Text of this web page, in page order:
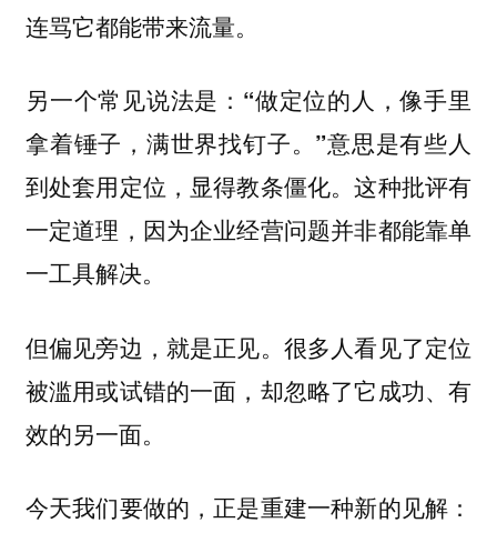
连骂它都能带来流量。
另一个常见说法是： “做定位的人，像手里
拿着锤子，满世界找钉子。”意思是有些人
到处套用定位，显得教条僵化。这种批评有
一定道理，因为企业经营问题并非都能靠单
一工具解决。
但偏见旁边，就是正见。很多人看见了定位
被滥用或试错的一面，却忽略了它成功、有
效的另一面。
今天我们要做的，正是重建一种新的见解：